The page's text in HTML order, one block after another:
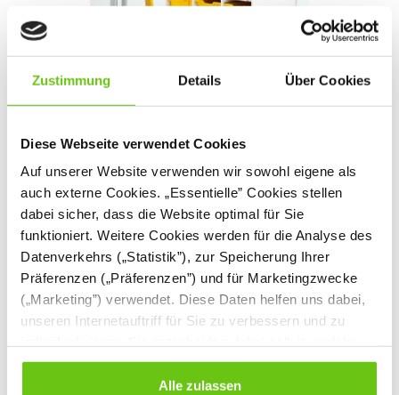
Zustimmung Details Über Cookies
Diese Webseite verwendet Cookies
Auf unserer Website verwenden wir sowohl eigene als
auch externe Cookies. „Essentielle” Cookies stellen
dabei sicher, dass die Website optimal für Sie
funktioniert. Weitere Cookies werden für die Analyse des
Datenverkehrs („Statistik”), zur Speicherung Ihrer
Präferenzen („Präferenzen”) und für Marketingzwecke
(„Marketing”) verwendet. Diese Daten helfen uns dabei,
unseren Internetauftriff für Sie zu verbessern und zu
Cookies Sie erlauben. Verweigern Sie Ihre Zustimmung,
wählen Sie „Alle ablehnen” – in diesem Fall werden nur
Alle zulassen
Lerntafeln für Kinder im Kindergarten
Die in dieser Kategorie befindlichen Lerntafeln
fürKindergärtensind praktische didaktische Hilfsmittel, die
für jüngere Kinder bestimmt sind. Man kann sie an der Wand
auf Augenhöhe der Kinder anbringen, sodass die
Kindergartenkinder, indem sie sie täglich betrachten, sich
Wissen zu verschiedensten Themen auf die natürlichste
Weise aneignen – nämlich durch angeborene Neugier und
Beobachtungsgabe.
Die von uns angebotenen Lerntafeln für Kinder können
englischer Wörter, andere beim Erlernen von Buchstaben